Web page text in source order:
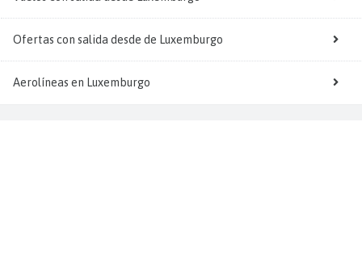
Ofertas con salida desde de Luxemburgo
Aerolíneas en Luxemburgo